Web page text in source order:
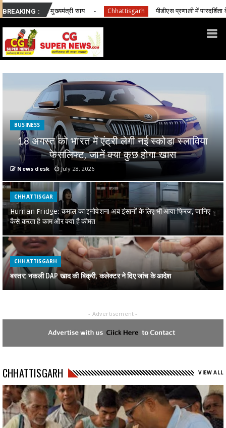
BREAKING :
साय Chhattisgarh पीडीएस प्रणाली में पारदर्शिता के लिए राज्य सरकार की
BUSINESS
18 अगस्त को भारत में एंट्री लेगी नई स्कोडा स्लाविया
फेसलिफ्ट, जानें क्या कुछ होगा खास
News desk July 28, 2026
CHHATTISGAR
Human Fridge: कमाल का इनोवेशन! अब इंसानों के लिए भी आया फ्रिज, जानिए
कैसे करता है काम और क्या है कीमत
CHHATTISGARH
बस्तर: नकली DAP खाद की बिक्री, कलेक्टर ने दिए जांच के आदेश
जगदलपुर में पकड़ाया 1 करोड़ का गांजा
रायपुर : स्वेच्छानुदान मद से सुदूर वनांचल स्थित स्वामी आत्मानंद स्कूल, मांझीगुडा को
10 कंप्यूटर प्रदत्त
- Advertisement -
CHHATTISGARH VIEW ALL